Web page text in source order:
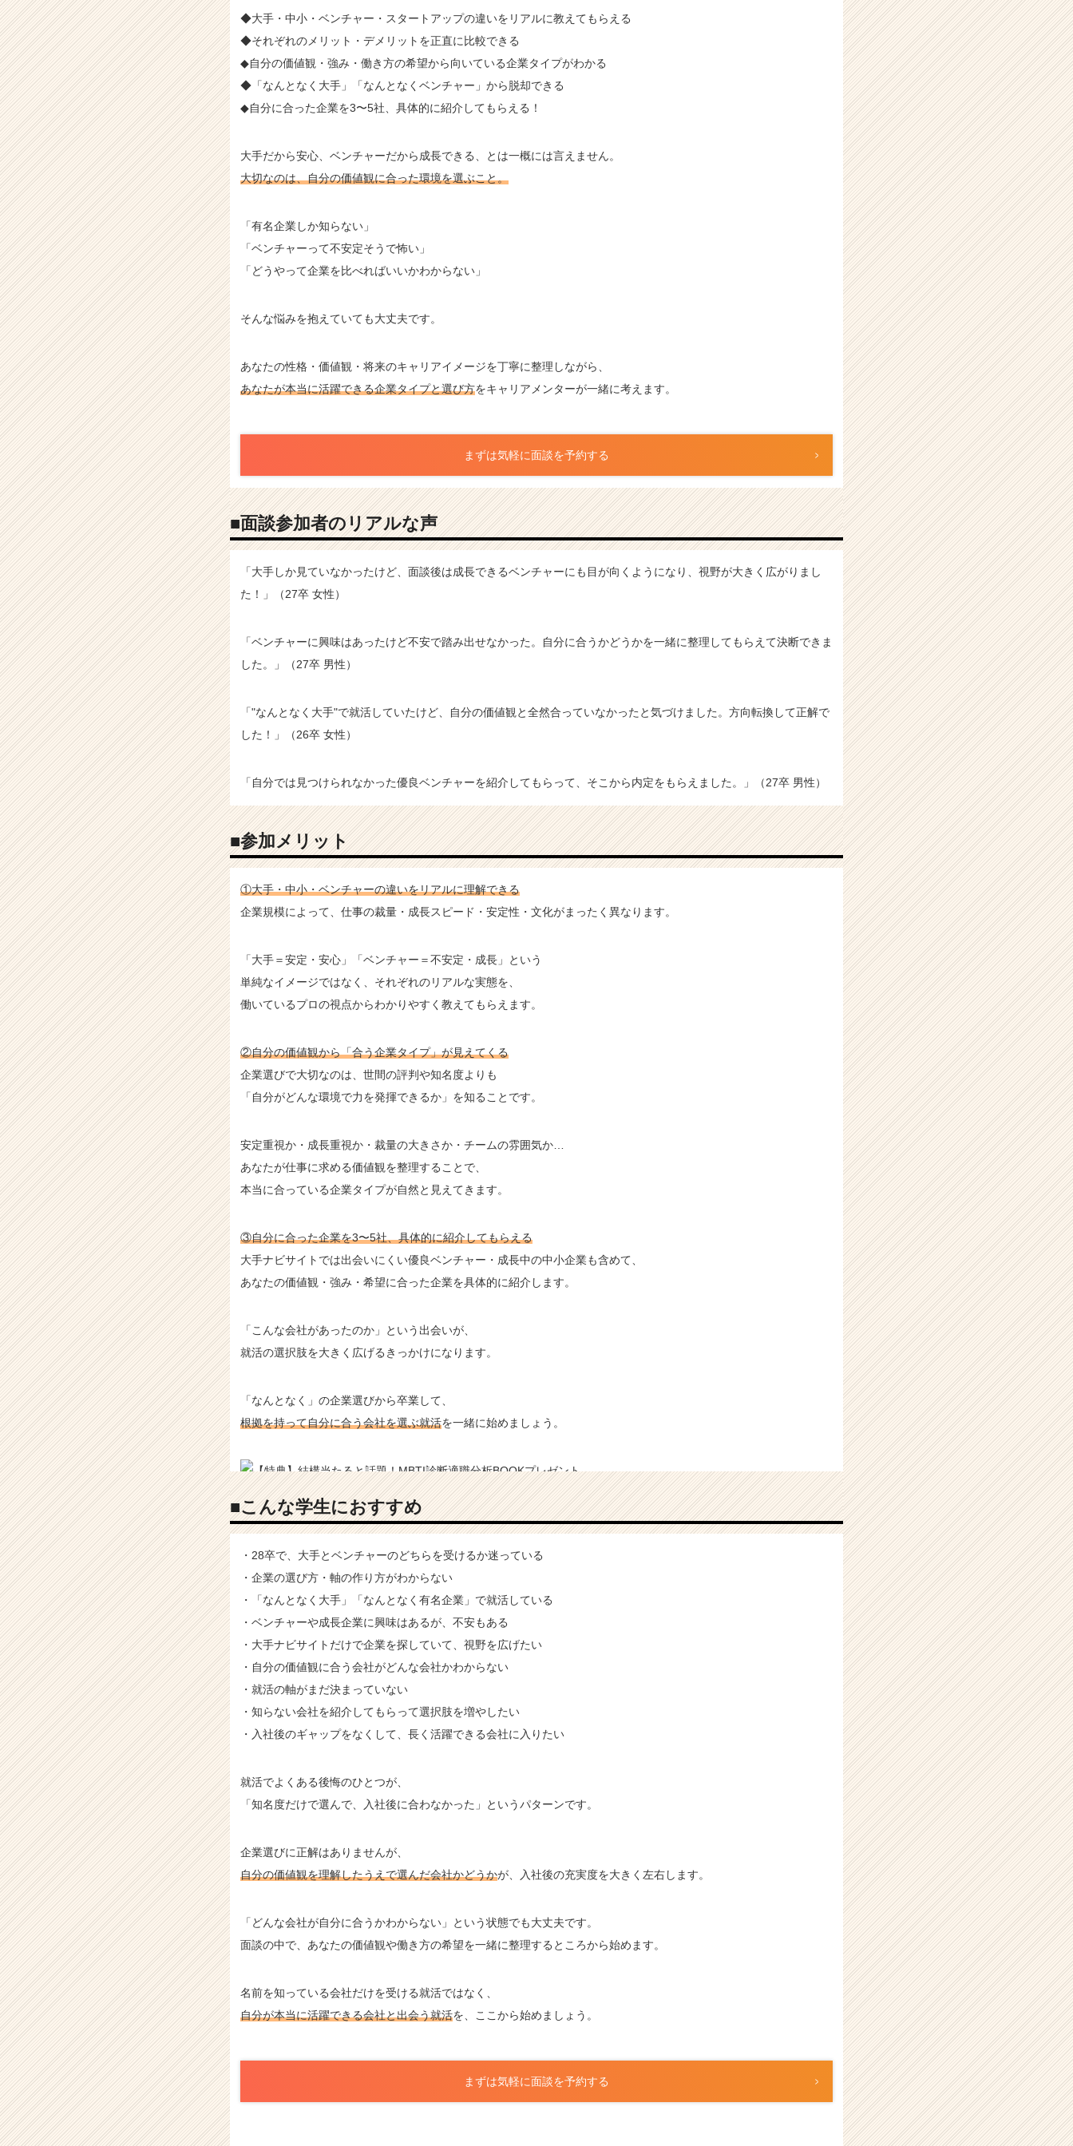
◆大手・中小・ベンチャー・スタートアップの違いをリアルに教えてもらえる
◆それぞれのメリット・デメリットを正直に比較できる
◆自分の価値観・強み・働き方の希望から向いている企業タイプがわかる
◆「なんとなく大手」「なんとなくベンチャー」から脱却できる
◆自分に合った企業を3〜5社、具体的に紹介してもらえる！
大手だから安心、ベンチャーだから成長できる、とは一概には言えません。
大切なのは、自分の価値観に合った環境を選ぶこと。
「有名企業しか知らない」
「ベンチャーって不安定そうで怖い」
「どうやって企業を比べればいいかわからない」
そんな悩みを抱えていても大丈夫です。
あなたの性格・価値観・将来のキャリアイメージを丁寧に整理しながら、
あなたが本当に活躍できる企業タイプと選び方をキャリアメンターが一緒に考えます。
まずは気軽に面談を予約する
■面談参加者のリアルな声
「大手しか見ていなかったけど、面談後は成長できるベンチャーにも目が向くようになり、視野が大きく広がりまし
た！」（27卒 女性）
「ベンチャーに興味はあったけど不安で踏み出せなかった。自分に合うかどうかを一緒に整理してもらえて決断できま
した。」（27卒 男性）
「"なんとなく大手"で就活していたけど、自分の価値観と全然合っていなかったと気づけました。方向転換して正解で
した！」（26卒 女性）
「自分では見つけられなかった優良ベンチャーを紹介してもらって、そこから内定をもらえました。」（27卒 男性）
■参加メリット
①大手・中小・ベンチャーの違いをリアルに理解できる
企業規模によって、仕事の裁量・成長スピード・安定性・文化がまったく異なります。
「大手＝安定・安心」「ベンチャー＝不安定・成長」という
単純なイメージではなく、それぞれのリアルな実態を、
働いているプロの視点からわかりやすく教えてもらえます。
②自分の価値観から「合う企業タイプ」が見えてくる
企業選びで大切なのは、世間の評判や知名度よりも
「自分がどんな環境で力を発揮できるか」を知ることです。
安定重視か・成長重視か・裁量の大きさか・チームの雰囲気か…
あなたが仕事に求める価値観を整理することで、
本当に合っている企業タイプが自然と見えてきます。
③自分に合った企業を3〜5社、具体的に紹介してもらえる
大手ナビサイトでは出会いにくい優良ベンチャー・成長中の中小企業も含めて、
あなたの価値観・強み・希望に合った企業を具体的に紹介します。
「こんな会社があったのか」という出会いが、
就活の選択肢を大きく広げるきっかけになります。
「なんとなく」の企業選びから卒業して、
根拠を持って自分に合う会社を選ぶ就活を一緒に始めましょう。
■こんな学生におすすめ
・28卒で、大手とベンチャーのどちらを受けるか迷っている
・企業の選び方・軸の作り方がわからない
・「なんとなく大手」「なんとなく有名企業」で就活している
・ベンチャーや成長企業に興味はあるが、不安もある
・大手ナビサイトだけで企業を探していて、視野を広げたい
・自分の価値観に合う会社がどんな会社かわからない
・就活の軸がまだ決まっていない
・知らない会社を紹介してもらって選択肢を増やしたい
・入社後のギャップをなくして、長く活躍できる会社に入りたい
就活でよくある後悔のひとつが、
「知名度だけで選んで、入社後に合わなかった」というパターンです。
企業選びに正解はありませんが、
自分の価値観を理解したうえで選んだ会社かどうかが、入社後の充実度を大きく左右します。
「どんな会社が自分に合うかわからない」という状態でも大丈夫です。
面談の中で、あなたの価値観や働き方の希望を一緒に整理するところから始めます。
名前を知っている会社だけを受ける就活ではなく、
自分が本当に活躍できる会社と出会う就活を、ここから始めましょう。
まずは気軽に面談を予約する